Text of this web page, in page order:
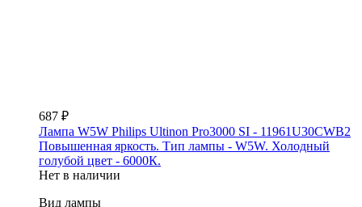
687 ₽
Лампа W5W Philips Ultinon Pro3000 SI - 11961U30CWB2
Повышенная яркость. Тип лампы - W5W. Холодный
голубой цвет - 6000К.
Нет в наличии
Вид лампы